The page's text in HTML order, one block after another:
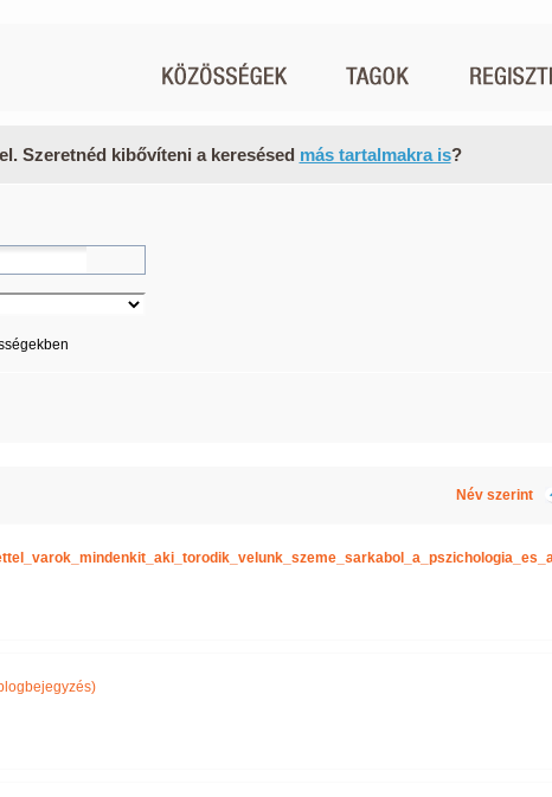
Szeretnéd kibővíteni a keresésed más tartalmakra is?
Név szerint